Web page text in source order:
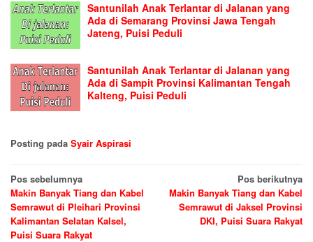
Santunilah Anak Terlantar di Jalanan yang
Ada di Semarang Provinsi Jawa Tengah
Jateng, Puisi Peduli
Santunilah Anak Terlantar di Jalanan yang
Ada di Sampit Provinsi Kalimantan Tengah
Kalteng, Puisi Peduli
Posting pada Syair Aspirasi
Navigasi
pos
Pos sebelumnya
Makin Banyak Tiang dan Kabel
Semrawut di Pleihari Provinsi
Kalimantan Selatan Kalsel,
Puisi Suara Rakyat
Pos berikutnya
Makin Banyak Tiang dan Kabel
Semrawut di Jaksel Provinsi
DKI, Puisi Suara Rakyat